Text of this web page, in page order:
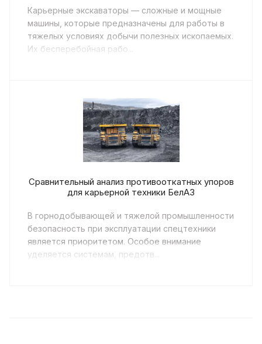
Карьерные экскаваторы — сложные и мощные
машины, которые предназначены для работы в
тяжелых условиях добычи полезных ископаемых.
Их бесперебойная рабо...
Сравнительный анализ противооткатных упоров
для карьерной техники БелАЗ
В горнодобывающей и тяжелой промышленности
безопасность при эксплуатации спецтехники
является приоритетом. Особое внимание
уделяется системам, предотв...